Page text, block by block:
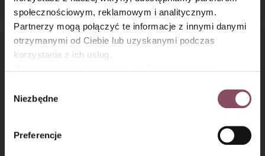
społecznościowym, reklamowym i analitycznym.
Partnerzy mogą połączyć te informacje z innymi danymi
otrzymanymi od Ciebie lub uzyskanymi podczas
korzystania z ich usług.
Gdańsk (80-339) adres: Dickmana 14/15 więcej
informacji o przetwarzaniu danych osobowych oraz
Polityce
prywatności.
zgody
Niezbędne
Preferencje
Wegański mus
Trufle wegańskie